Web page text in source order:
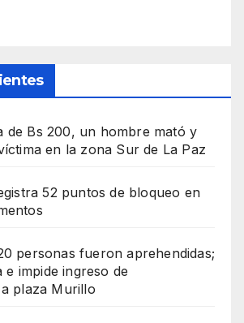
de Bs 200, un hombre mató y
en la zona Sur de La Paz
52 puntos de bloqueo en
personas fueron aprehendidas;
e impide ingreso de
plaza Murillo